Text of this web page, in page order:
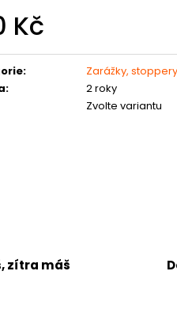
Kč
:
Zarážky, stoppery
:
2 roky
Zvolte variantu
zítra máš